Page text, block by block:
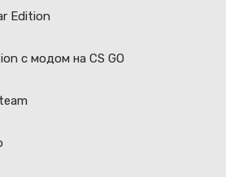
Edition
с модом на CS GO